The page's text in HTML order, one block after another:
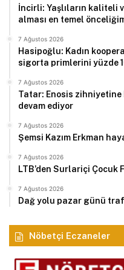
İncirli: Yaşlıların kaliteli
alması en temel
7 Ağustos 2026
Hasipoğlu: Kadın
sigorta primlerini yüzde
7 Ağustos 2026
Tatar: Enosis zihniyetine
devam ediyor
7 Ağustos 2026
Şemsi Kazım Erkman
7 Ağustos 2026
LTB’den Surlariçi Çocuk
7 Ağustos 2026
Dağ yolu pazar günü
Nöbetçi Eczaneler